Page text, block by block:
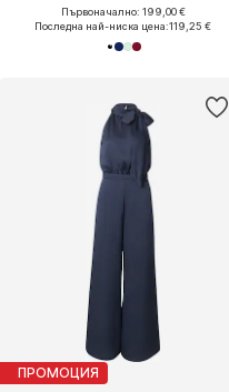
Първоначално: 199,00 €
Последна най-ниска цена:119,25 €
ПРОМОЦИЯ